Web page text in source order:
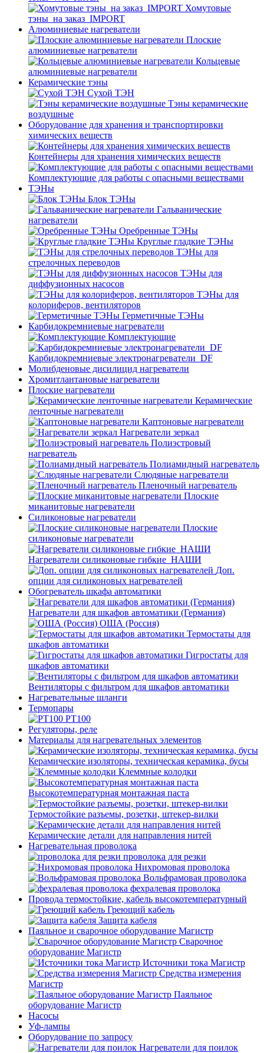
Хомутовые
тэны_на заказ_IMPORT
Алюминиевые нагреватели
Плоские
алюминиевые нагреватели
Кольцевые
алюминиевые нагреватели
Керамические тэны
Сухой ТЭН
Тэны керамические
воздушные
Оборудование для хранения и транспортировки
химических веществ
Контейнеры для хранения химических веществ
Комплектующие для работы с опасными веществами
ТЭНы
Блок ТЭНы
Гальванические
нагреватели
Оребренные ТЭНы
Круглые гладкие ТЭНы
ТЭНы для
стрелочных переводов
ТЭНы для
диффузионных насосов
ТЭНы для
колориферов, вентиляторов
Герметичные ТЭНы
Карбидокремниевые нагреватели
Комплектующие
Карбидокремниевые электронагреватели_DF
Молибденовые дисилицид нагреватели
Хромитлантановые нагреватели
Плоские нагреватели
Керамические
ленточные нагреватели
Каптоновые нагреватели
Нагреватели зеркал
Полиэстровый
нагреватель
Полиамидный нагреватель
Слюдяные нагреватели
Пленочный нагреватель
Плоские
миканитовые нагреватели
Силиконовые нагреватели
Плоские
силиконовые нагреватели
Нагреватели силиконовые гибкие_НАШИ
Доп.
опции для силиконовых нагревателей
Обогреватель шкафа автоматики
Нагреватели для шкафов автоматики (Германия)
ОША (Россия)
Термостаты для
шкафов автоматики
Гигростаты для
шкафов автоматики
Вентиляторы с фильтром для шкафов автоматики
Нагревательные шланги
Термопары
PT100
Регуляторы, реле
Материалы для нагревательных элементов
Керамические изоляторы, техническая керамика, бусы
Клеммные колодки
Высокотемпературная монтажная паста
Термостойкие разъемы, розетки, штекер-вилки
Керамические детали для направления нитей
Нагревательная проволока
проволока для резки
Нихромовая проволока
Вольфрамовая проволока
фехралевая проволока
Провода термостойкие, кабель высокотемпературный
Греющий кабель
Защита кабеля
Паяльное и сварочное оборудование Магистр
Сварочное
оборудование Магистр
Источники тока Магистр
Средства измерения
Магистр
Паяльное
оборудование Магистр
Насосы
Уф-лампы
Оборудование по запросу
Нагреватели для поилок